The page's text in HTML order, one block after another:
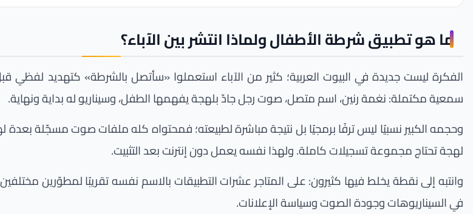
ما هو تطبيق شرطة الأطفال ولماذا انتشر بين الآباء؟
الفكرة ليست جديدة في البيوت العربية؛ كثير من الآباء استعملوا «سأتصل بالشرطة» كتهديد لفظي
سمعية مكتملة: نغمة رنين، اسم متصل، صوت رجل جادّ بلهجة يفهمها الطفل، وسيناريو له بداية ونهاية.
وحجمه الكبير نسبيًا ليس ترفًا برمجيًا بل نتيجة مباشرة لطبيعته؛ فمحتواه كله ملفات صوت مسجّلة
لهجة تحتاج مجموعة تسجيلات كاملة. ولهذا نفسه يعمل دون إنترنت بعد التثبيت.
وانتبه إلى نقطة يخلط فيها كثيرون: على المتاجر عشرات التطبيقات بالاسم نفسه تقريبًا لمطوّرين
في السيناريوهات وجودة الصوت وسياسة الإعلانات.